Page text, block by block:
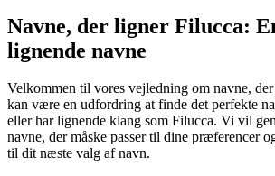
Navne, der ligner Filucca:
lignende navne
Velkommen til vores vejledning om navne,
kan være en udfordring at finde det perfekte
eller har lignende klang som Filucca. Vi vil
navne, der måske passer til dine præferencer
til dit næste valg af navn.